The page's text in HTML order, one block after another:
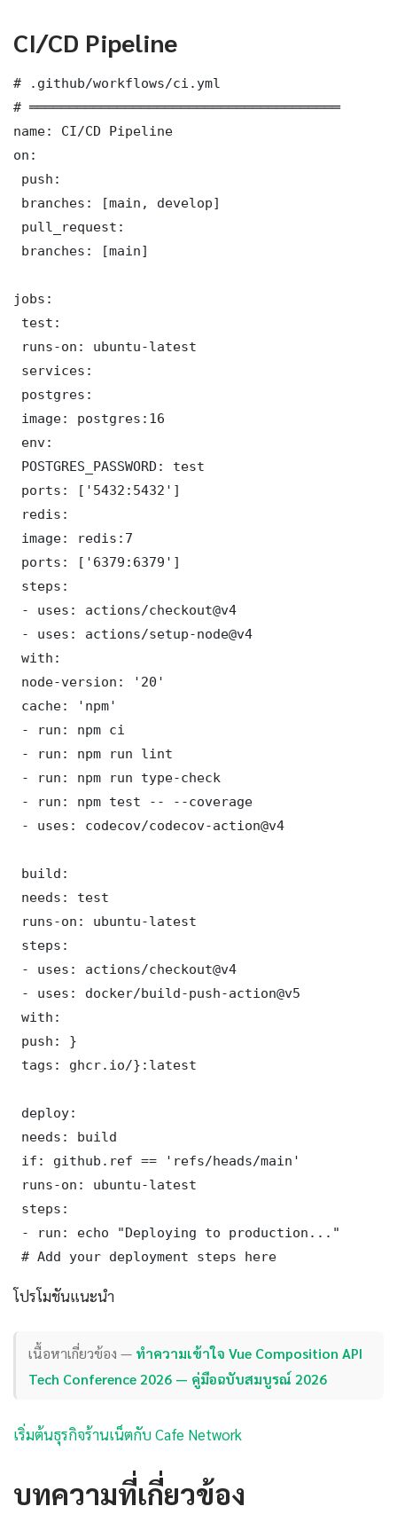
CI/CD Pipeline
# .github/workflows/ci.yml
# ═══════════════════════════════════════
name: CI/CD Pipeline
on:
push:
branches: [main, develop]
pull_request:
branches: [main]
jobs:
test:
runs-on: ubuntu-latest
services:
postgres:
image: postgres:16
env:
POSTGRES_PASSWORD: test
ports: ['5432:5432']
redis:
image: redis:7
ports: ['6379:6379']
steps:
- uses: actions/checkout@v4
- uses: actions/setup-node@v4
with:
node-version: '20'
cache: 'npm'
- run: npm ci
- run: npm run lint
- run: npm run type-check
- run: npm test -- --coverage
- uses: codecov/codecov-action@v4
build:
needs: test
runs-on: ubuntu-latest
steps:
- uses: actions/checkout@v4
- uses: docker/build-push-action@v5
with:
push: }
tags: ghcr.io/}:latest
deploy:
needs: build
if: github.ref == 'refs/heads/main'
runs-on: ubuntu-latest
steps:
- run: echo "Deploying to production..."
# Add your deployment steps here
โปรโมชันแนะนำ
เนื้อหาเกี่ยวข้อง — ทำความเข้าใจ Vue Composition API
Tech Conference 2026 — คู่มือฉบับสมบูรณ์ 2026
เริ่มต้นธุรกิจร้านเน็ตกับ Cafe Network
บทความที่เกี่ยวข้อง